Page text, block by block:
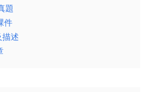
題
件
描述